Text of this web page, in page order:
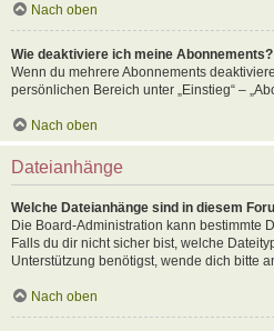
Nach oben
Wie deaktiviere ich meine Abonnements?
Wenn du mehrere Abonnements
persönlichen Bereich unter „Einstieg“ –
Nach oben
Dateianhänge
Welche Dateianhänge sind in diesem
Die Board-Administration kann bestimmte
Falls du dir nicht sicher bist, welche
Unterstützung benötigst, wende dich bitte
Nach oben